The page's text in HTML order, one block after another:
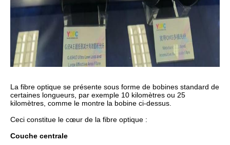
La fibre optique se présente sous forme de bobines standard de
certaines longueurs, par exemple 10 kilomètres ou 25
kilomètres, comme le montre la bobine ci-dessus.
Ceci constitue le cœur de la fibre optique :
Couche centrale